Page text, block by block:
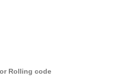
Rolling code